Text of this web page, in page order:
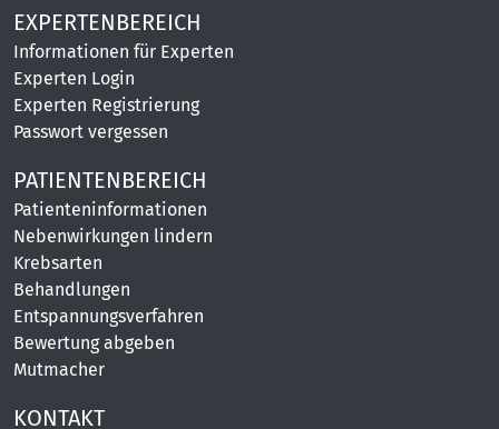
EXPERTENBEREICH
Informationen für Experten
Experten Login
Experten Registrierung
Passwort vergessen
PATIENTENBEREICH
Patienteninformationen
Nebenwirkungen lindern
Krebsarten
Behandlungen
Entspannungsverfahren
Bewertung abgeben
Mutmacher
KONTAKT